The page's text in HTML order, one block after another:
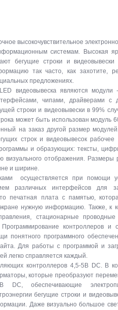
высокочувствительное
системам. Высокая
бегущие строки и
так часто, как захотите,
предложениях.
видеовывеска являются
чипами, драйверами с
строки и видеовывески в 99%
может быть использован модуль
на заказ другой размер
строк и видеовывесок рабочее
и образующих: тексты,
отображения. Размеры
и ширине.
осуществляется при помощи
различных интерфейсов для
печатная плата с памятью,
нужную информацию. Также, к
стационарные
контроллеров и
понятного программного
Для работы с программой и
легко справляется каждый.
контроллеров 4,5-5В DC. В
которые преобразуют
обеспечивающие
бегущие строки и
Даже визуально большое